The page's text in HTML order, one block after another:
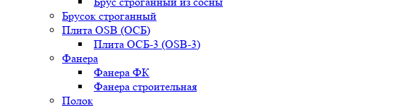
Брусок строганный
Плита OSB (ОСБ)
Плита ОСБ-3 (OSB-3)
Фанера
Фанера ФК
Фанера строительная
Полок